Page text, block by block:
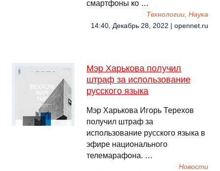
смартфоны ко …
Технологии, Наука
14:40, Декабрь 28, 2022 | opennet.ru
Мэр Харькова получил
штраф за использование
русского языка
Мэр Харькова Игорь Терехов
получил штраф за
использование русского языка в
эфире национального
телемарафона. …
Новости